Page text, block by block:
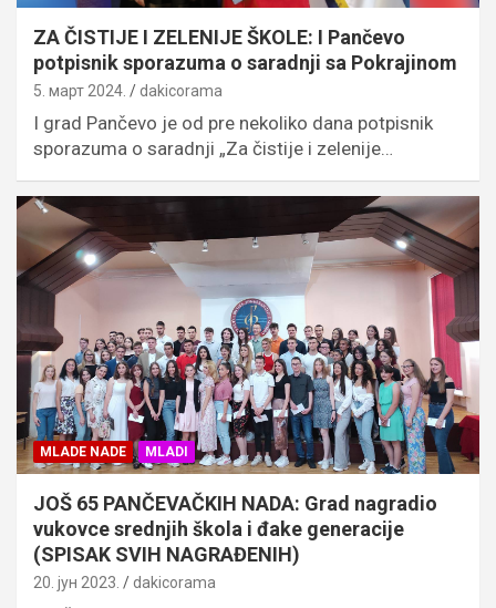
ZA ČISTIJE I ZELENIJE ŠKOLE: I Pančevo
potpisnik sporazuma o saradnji sa Pokrajinom
5. март 2024. dakicorama
I grad Pančevo je od pre nekoliko dana potpisnik
sporazuma o saradnji „Za čistije i zelenije…
MLADE NADE MLADI
JOŠ 65 PANČEVAČKIH NADA: Grad nagradio
vukovce srednjih škola i đake generacije
(SPISAK SVIH NAGRAĐENIH)
20. јун 2023. dakicorama